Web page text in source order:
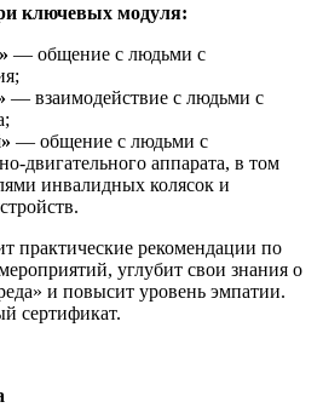
ключевых модуля:
— общение с людьми с
— взаимодействие с людьми с
— общение с людьми с
двигательного аппарата, в том
инвалидных колясок и
практические рекомендации по
углубит свои знания о
и повысит уровень эмпатии.
сертификат.